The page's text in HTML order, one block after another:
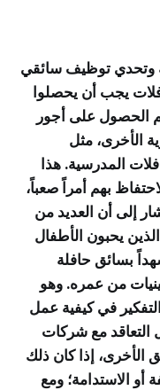
وتحدي توظيف سائقي
يجب أن يحصلوا
الحصول على أجور
الأخرى، مثل
المدرسية. هذا
بهم أمراً صعباً،
إلى أن العديد من
يحبون الأطفال
بسائق حافلة
من عمره. وهو
في كيفية عمل
التعاقد مع شركات
إذا كان ذلك
أو الاستدامة؛ ومع